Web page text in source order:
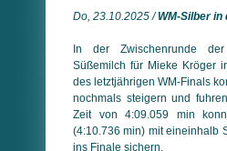
Do, 23.10.2025 /WM-Silber in
In der Zwischenrunde
Süßemilch für Mieke Kröger
des letzt­jähri­gen WM-Finals
noch­mals steigern und
Zeit von 4:09.059 min
(4:10.736 min) mit ein­ein­halb
ins Finale sichern.